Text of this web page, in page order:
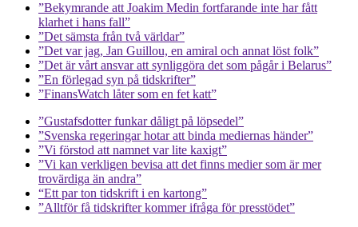
”Bekymrande att Joakim Medin fortfarande inte har fått
klarhet i hans fall”
”Det sämsta från två världar”
”Det var jag, Jan Guillou, en amiral och annat löst folk”
”Det är vårt ansvar att synliggöra det som pågår i Belarus”
”En förlegad syn på tidskrifter”
”FinansWatch låter som en fet katt”
”Gustafsdotter funkar dåligt på löpsedel”
”Svenska regeringar hotar att binda mediernas händer”
”Vi förstod att namnet var lite kaxigt”
”Vi kan verkligen bevisa att det finns medier som är mer
trovärdiga än andra”
“Ett par ton tidskrift i en kartong”
”Alltför få tidskrifter kommer ifråga för presstödet”